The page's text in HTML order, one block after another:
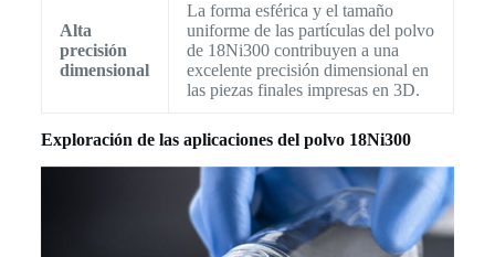
Alta
precisión
dimensional
La forma esférica y el tamaño
uniforme de las partículas del polvo
de 18Ni300 contribuyen a una
excelente precisión dimensional en
las piezas finales impresas en 3D.
Exploración de las aplicaciones del polvo 18Ni300